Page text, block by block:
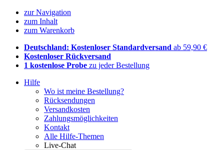
zur Navigation
zum Inhalt
zum Warenkorb
Deutschland: Kostenloser Standardversand ab 59,90 €
Kostenloser Rückversand
1 kostenlose Probe zu jeder Bestellung
Hilfe
Wo ist meine Bestellung?
Rücksendungen
Versandkosten
Zahlungsmöglichkeiten
Kontakt
Alle Hilfe-Themen
Live-Chat